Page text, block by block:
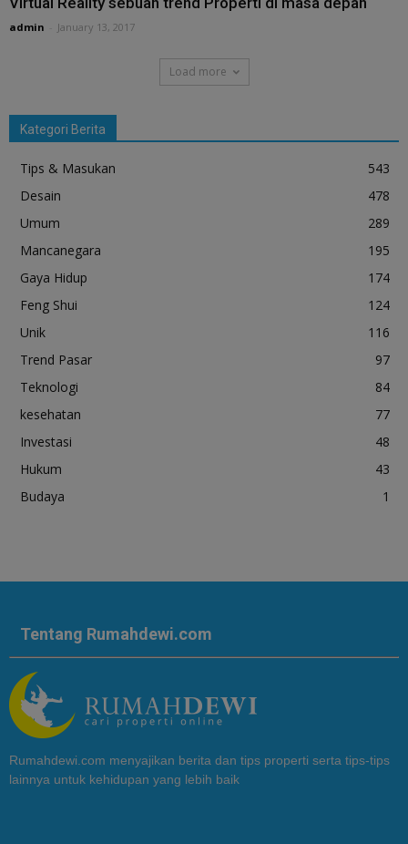
admin January 13, 2017
Load more
Kategori Berita
Tips & Masukan
543
Desain
478
Umum
289
Mancanegara
195
Gaya Hidup
174
Feng Shui
124
Unik
116
Trend Pasar
97
Teknologi
84
kesehatan
77
Investasi
48
Hukum
43
Budaya
1
Tentang Rumahdewi.com
Rumahdewi.com menyajikan berita dan tips properti serta tips-tips
lainnya untuk kehidupan yang lebih baik